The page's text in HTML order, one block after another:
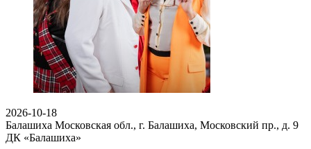
2026-10-18
Балашиха Московская обл., г. Балашиха, Московский пр., д. 9
ДК «Балашиха»